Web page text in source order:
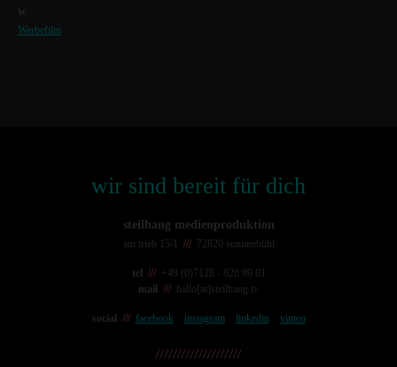
Werbefilm
wir sind bereit für dich
steilhang medienproduktion
am trieb 15/1 /// 72820 sonnenbühl
tel ///
+49 (0)7128 - 920 99 81
mail
/// hallo[at]steilhang.tv
social /// facebook instagram linkedin vimeo